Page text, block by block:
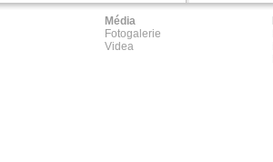
Média
Fotogalerie
Videa